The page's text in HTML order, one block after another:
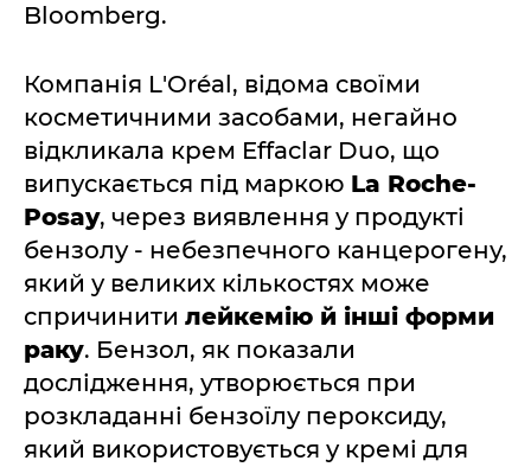
Bloomberg.
Компанія L'Oréal, відома своїми
косметичними засобами, негайно
відкликала крем Effaclar Duo, що
випускається під маркою La Roche-
Posay, через виявлення у продукті
бензолу - небезпечного канцерогену,
який у великих кількостях може
спричинити лейкемію й інші форми
раку. Бензол, як показали
дослідження, утворюється при
розкладанні бензоїлу пероксиду,
який використовується у кремі для